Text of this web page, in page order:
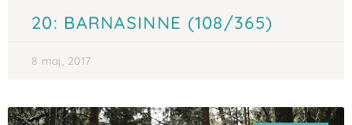
20: BARNASINNE (108/365)
8 maj, 2017